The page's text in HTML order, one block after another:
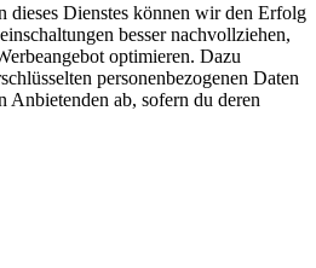
dieses Dienstes können wir den Erfolg
besser nachvollziehen,
optimieren. Dazu
personenbezogenen Daten
Anbietenden ab, sofern du deren